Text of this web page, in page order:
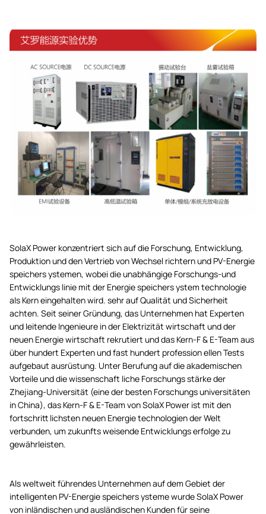
SolaX Power konzentriert sich auf die Forschung, Entwicklung,
Produktion und den Vertrieb von Wechsel richtern und PV-Energie
speichers ystemen, wobei die unabhängige Forschungs-und
Entwicklungs linie mit der Energie speichers ystem technologie
als Kern eingehalten wird. sehr auf Qualität und Sicherheit
achten. Seit seiner Gründung, das Unternehmen hat Experten
und leitende Ingenieure in der Elektrizität wirtschaft und der
neuen Energie wirtschaft rekrutiert und das Kern-F & E-Team aus
über hundert Experten und fast hundert profession ellen Tests
aufgebaut ausrüstung. Unter Berufung auf die akademischen
Vorteile und die wissenschaft liche Forschungs stärke der
Zhejiang-Universität (eine der besten Forschungs universitäten
in China), das Kern-F & E-Team von SolaX Power ist mit den
fortschritt lichsten neuen Energie technologien der Welt
verbunden, um zukunfts weisende Entwicklungs erfolge zu
gewährleisten.
Als weltweit führendes Unternehmen auf dem Gebiet der
intelligenten PV-Energie speichers ysteme wurde SolaX Power
von inländischen und ausländischen Kunden für seine